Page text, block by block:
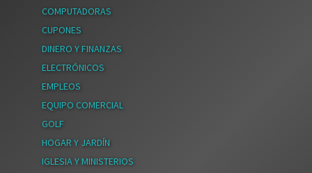
COMPUTADORAS
CUPONES
DINERO Y FINANZAS
ELECTRÓNICOS
EMPLEOS
EQUIPO COMERCIAL
GOLF
HOGAR Y JARDÍN
IGLESIA Y MINISTERIOS